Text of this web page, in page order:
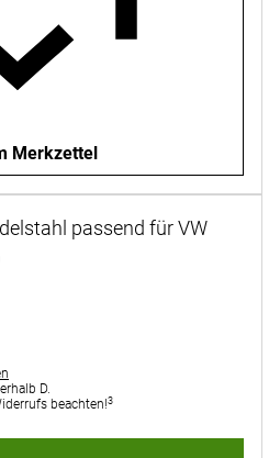
Merkzettel
passend für VW
D.
beachten!3